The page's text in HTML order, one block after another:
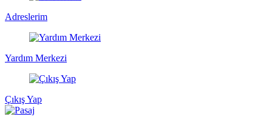
Adreslerim
Yardım Merkezi
Çıkış Yap